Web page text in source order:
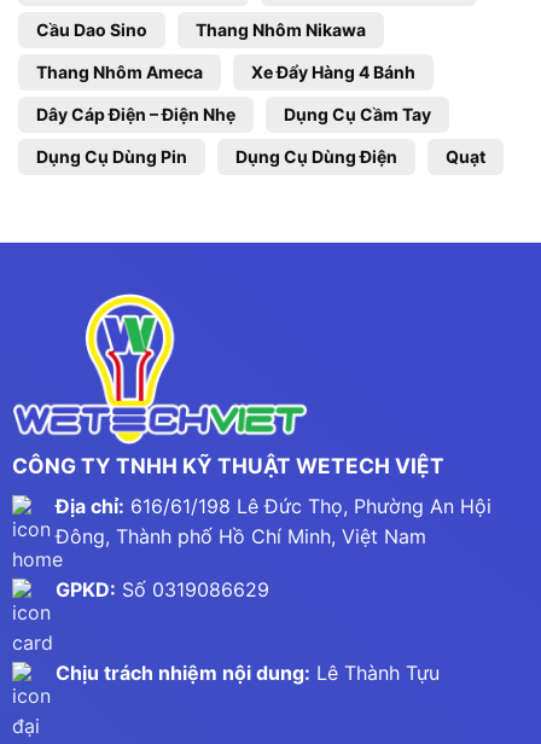
Cầu Dao Sino Thang Nhôm Nikawa
Thang Nhôm Ameca Xe Đẩy Hàng 4 Bánh
Dây Cáp Điện – Điện Nhẹ Dụng Cụ Cầm Tay
Dụng Cụ Dùng Pin Dụng Cụ Dùng Điện Quạt
CÔNG TY TNHH KỸ THUẬT WETECH VIỆT
Địa chỉ: 616/61/198 Lê Đức Thọ, Phường An Hội
Đông, Thành phố Hồ Chí Minh, Việt Nam
GPKD: Số 0319086629
Chịu trách nhiệm nội dung: Lê Thành Tựu